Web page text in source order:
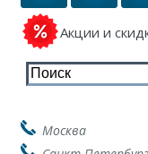
Акции и
Москва